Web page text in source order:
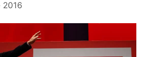
2016